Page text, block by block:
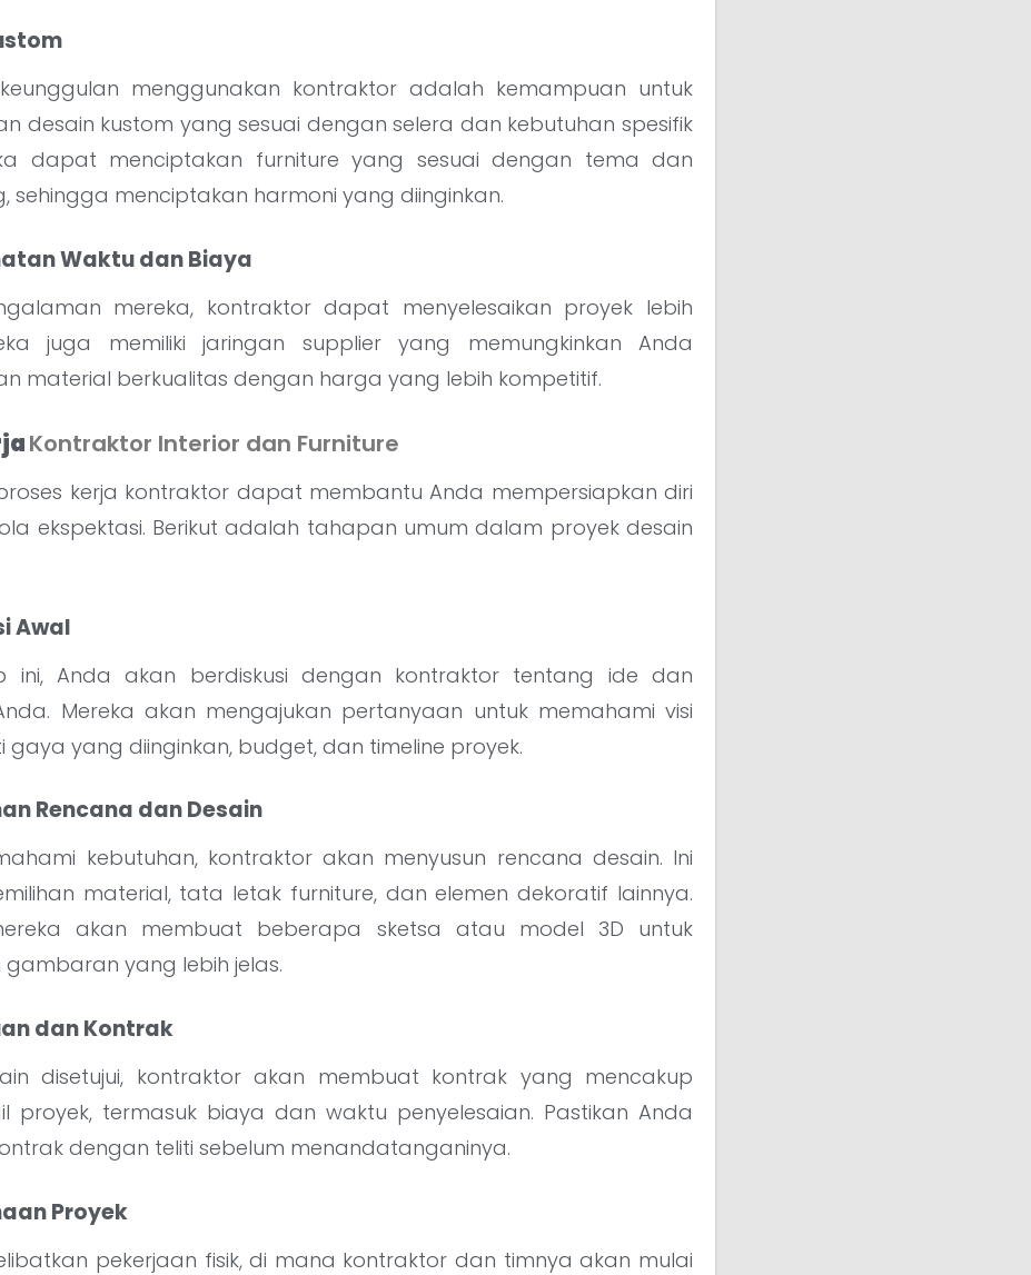
menggunakan kontraktor adalah kemampuan untuk
desain kustom yang sesuai dengan selera dan kebutuhan spesifik
dapat menciptakan furniture yang sesuai dengan tema dan
sehingga menciptakan harmoni yang diinginkan.
Waktu dan Biaya
mereka, kontraktor dapat menyelesaikan proyek lebih
juga memiliki jaringan supplier yang memungkinkan Anda
material berkualitas dengan harga yang lebih kompetitif.
Kontraktor Interior dan Furniture
kerja kontraktor dapat membantu Anda mempersiapkan diri
ekspektasi. Berikut adalah tahapan umum dalam proyek desain
Awal
ini, Anda akan berdiskusi dengan kontraktor tentang ide dan
Mereka akan mengajukan pertanyaan untuk memahami visi
gaya yang diinginkan, budget, dan timeline proyek.
Rencana dan Desain
kebutuhan, kontraktor akan menyusun rencana desain. Ini
material, tata letak furniture, dan elemen dekoratif lainnya.
akan membuat beberapa sketsa atau model 3D untuk
gambaran yang lebih jelas.
dan Kontrak
disetujui, kontraktor akan membuat kontrak yang mencakup
proyek, termasuk biaya dan waktu penyelesaian. Pastikan Anda
dengan teliti sebelum menandatanganinya.
Proyek
pekerjaan fisik, di mana kontraktor dan timnya akan mulai